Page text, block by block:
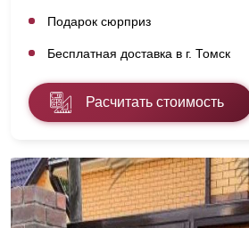
Подарок сюрприз
Бесплатная доставка в г. Томск
Расчитать стоимость